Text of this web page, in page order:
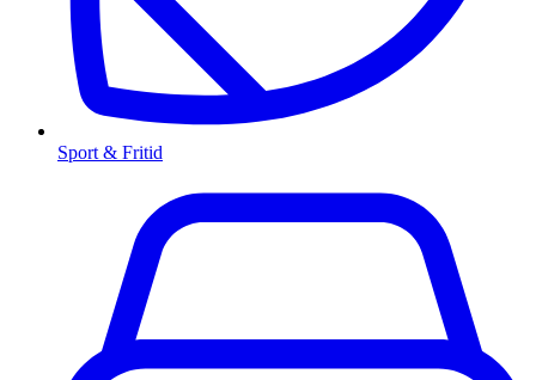
Sport & Fritid